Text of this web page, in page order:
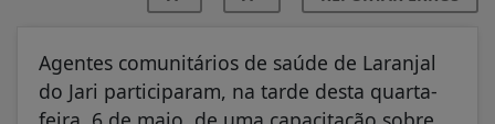
Agentes comunitários de saúde de Laranjal
do Jari participaram, na tarde desta quarta-